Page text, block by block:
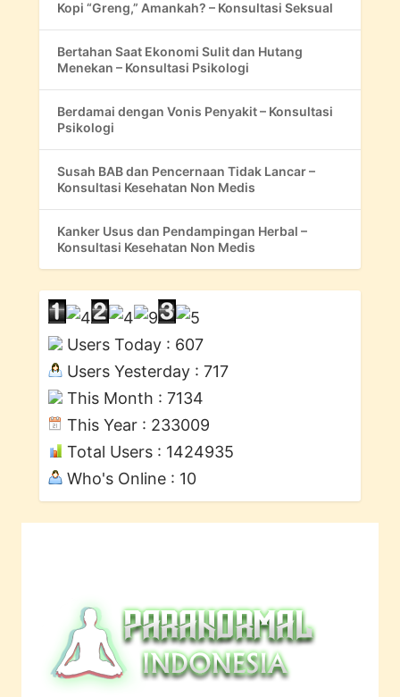
Kopi “Greng,” Amankah? – Konsultasi Seksual
Bertahan Saat Ekonomi Sulit dan Hutang
Menekan – Konsultasi Psikologi
Berdamai dengan Vonis Penyakit – Konsultasi
Psikologi
Susah BAB dan Pencernaan Tidak Lancar –
Konsultasi Kesehatan Non Medis
Kanker Usus dan Pendampingan Herbal –
Konsultasi Kesehatan Non Medis
Users Today : 607
Users Yesterday : 717
This Month : 7134
This Year : 233009
Total Users : 1424935
Who's Online : 10